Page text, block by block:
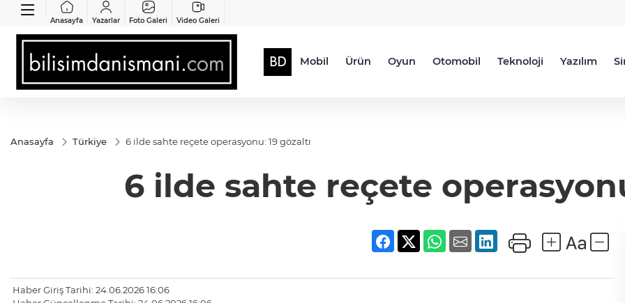
Anasayfa Yazarlar Foto Galeri Video Galeri
Mobil Ürün Oyun Otomobil Teknoloji Yazılım
Anasayfa Türkiye 6 ilde sahte reçete operasyonu: 19 gözaltı
6 ilde sahte reçete
Haber Giriş Tarihi: 24.06.2026 16:06